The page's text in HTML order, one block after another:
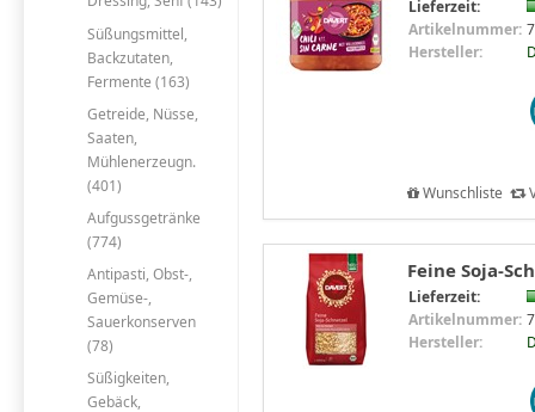
Süßungsmittel,
Backzutaten,
Fermente (163)
Getreide, Nüsse,
Saaten,
Mühlenerzeugn.
(401)
Aufgussgetränke
(774)
Antipasti, Obst-,
Gemüse-,
Sauerkonserven
(78)
Süßigkeiten,
Gebäck,
Lieferzeit:
Artikelnummer:
Hersteller:
Wunschliste
Feine Soja-
Lieferzeit:
Artikelnummer:
Hersteller: